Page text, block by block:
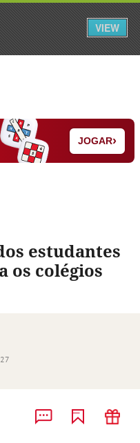
Iniciar Sessão
JOGAR›
estudantes
os colégios
VIEW